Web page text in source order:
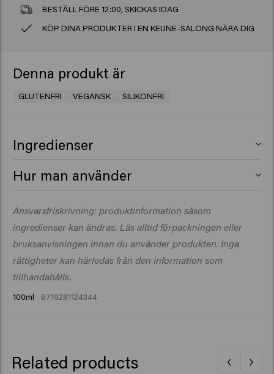
BESTÄLL FÖRE 12:00, SKICKAS IDAG
KÖP DINA PRODUKTER I EN KEUNE-SALONG NÄRA DIG
Denna produkt är
GLUTENFRI VEGANSK SILIKONFRI
Ingredienser
(Mineral Oil), Laureth-2, Ceteth-2, Synthetic Beeswax,
Benzoate, Sorbitol, Parfum (Fragrance), Citric Acid,
Magnesium Sulfate, Dipropylene Glycol, Panthenol,
PEG-90M, Citrus Aurantium Bergamia (Bergamot) Peel
Oil, Geranyl Acetate, Limonene, Linalyl Acetate,
Terpineol, Tetramethyl Acetyloctahydronaphthalenes
Hur man använder
igenom fuktigt eller torrt hår.
Ansvarsfriskrivning: produktinformation såsom
ingredienser kan ändras. Läs alltid förpackningen eller
bruksanvisningen innan du använder produkten. Inga
rättigheter kan härledas från den information som
tillhandahålls.
100ml 8719281124344
Related products